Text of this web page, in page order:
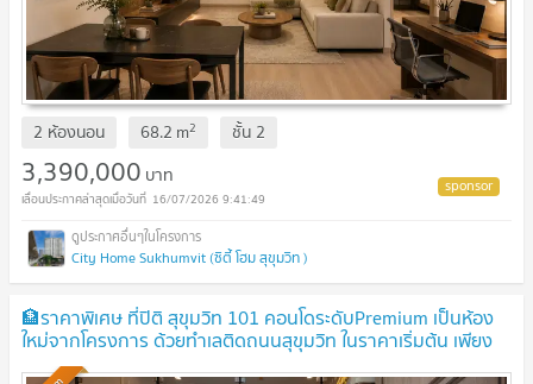
2 ห้องนอน 68.2 m2 ชั้น 2
3,390,000 บาท
16/07/2026 9:41:49
City Home Sukhumvit (ซิตี้ โฮม สุขุมวิท )
🏦ราคาพิเศษ ที่ปิติ สุขุมวิท 101 คอนโดระดับPremium เป็นห้อง
ใหม่จากโครงการ ด้วยทำเลติดถนนสุขุมวิท ในราคาเริ่มต้น เพียง
7.5 MB